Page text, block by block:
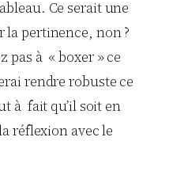
Ce serait une
la pertinence, non ?
pas à « boxer » ce
rendre robuste ce
à fait qu’il soit en
réflexion avec le